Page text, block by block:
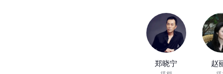
郑晓宁 赵